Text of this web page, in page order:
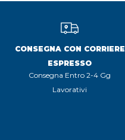
CONSEGNA CON CORRIERE
ESPRESSO
Consegna Entro 2-4 Gg
Lavorativi